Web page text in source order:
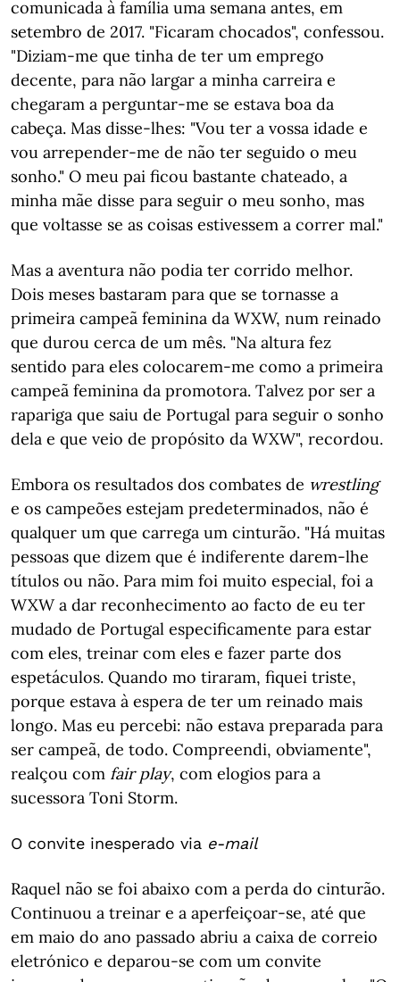
comunicada à família uma semana antes, em
setembro de 2017. "Ficaram chocados", confessou.
"Diziam-me que tinha de ter um emprego
decente, para não largar a minha carreira e
chegaram a perguntar-me se estava boa da
cabeça. Mas disse-lhes: "Vou ter a vossa idade e
vou arrepender-me de não ter seguido o meu
sonho." O meu pai ficou bastante chateado, a
minha mãe disse para seguir o meu sonho, mas
que voltasse se as coisas estivessem a correr mal."
Mas a aventura não podia ter corrido melhor.
Dois meses bastaram para que se tornasse a
primeira campeã feminina da WXW, num reinado
que durou cerca de um mês. "Na altura fez
sentido para eles colocarem-me como a primeira
campeã feminina da promotora. Talvez por ser a
rapariga que saiu de Portugal para seguir o sonho
dela e que veio de propósito da WXW", recordou.
Embora os resultados dos combates de wrestling
e os campeões estejam predeterminados, não é
qualquer um que carrega um cinturão. "Há muitas
pessoas que dizem que é indiferente darem-lhe
títulos ou não. Para mim foi muito especial, foi a
WXW a dar reconhecimento ao facto de eu ter
mudado de Portugal especificamente para estar
com eles, treinar com eles e fazer parte dos
espetáculos. Quando mo tiraram, fiquei triste,
porque estava à espera de ter um reinado mais
longo. Mas eu percebi: não estava preparada para
ser campeã, de todo. Compreendi, obviamente",
realçou com fair play, com elogios para a
sucessora Toni Storm.
O convite inesperado via e-mail
Raquel não se foi abaixo com a perda do cinturão.
Continuou a treinar e a aperfeiçoar-se, até que
em maio do ano passado abriu a caixa de correio
eletrónico e deparou-se com um convite